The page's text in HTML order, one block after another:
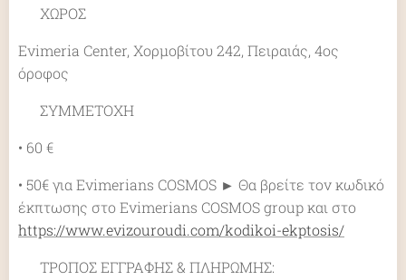
♥ ΧΩΡΟΣ
Evimeria Center, Χορμοβίτου 242, Πειραιάς, 4ος
όροφος
♥ ΣΥΜΜΕΤΟΧΗ
• 60 €
• 50€ για Evimerians COSMOS ► Θα βρείτε τον κωδικό
έκπτωσης στο Evimerians COSMOS group και στο
https://www.evizouroudi.com/kodikoi-ekptosis/
♥ ΤΡΟΠΟΣ ΕΓΓΡΑΦΗΣ & ΠΛΗΡΩΜΗΣ: